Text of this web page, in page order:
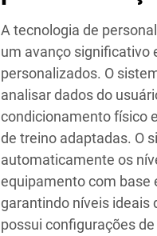
A tecnologia de
um avanço significativo
personalizados. O
analisar dados do
condicionamento físico
de treino adaptadas. O
automaticamente os
equipamento com base
garantindo níveis ideais
possui configurações